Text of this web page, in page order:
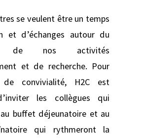
se veulent être un temps
et d’échanges autour du
de nos activités
et de recherche. Pour
de convivialité, H2C est
les collègues qui
buffet déjeunatoire et au
qui rythmeront la